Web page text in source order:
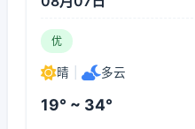
优
晴 多云
19° ~ 34°